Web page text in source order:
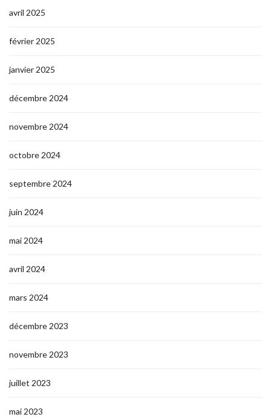
avril 2025
février 2025
janvier 2025
décembre 2024
novembre 2024
octobre 2024
septembre 2024
juin 2024
mai 2024
avril 2024
mars 2024
décembre 2023
novembre 2023
juillet 2023
mai 2023